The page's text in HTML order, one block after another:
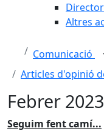
Altres
Comunicació
Articles d'opinió
Febrer 2023
Seguim fent camí...